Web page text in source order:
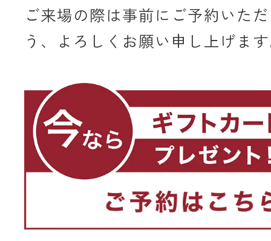
ご来場の際は事前にご予約いた
う、よろしくお願い申し上げま